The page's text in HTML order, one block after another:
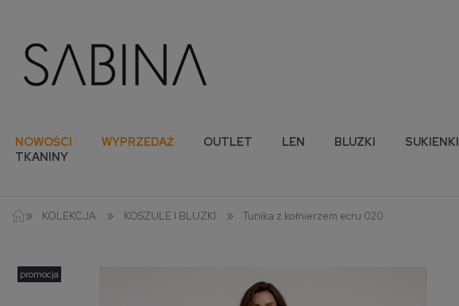
NOWOŚCI WYPRZEDAŻ OUTLET LEN BLUZKI SUKIENKI
TKANINY
» KOLEKCJA » KOSZULE I BLUZKI » Tunika z kołnierzem ecru 020
promocja